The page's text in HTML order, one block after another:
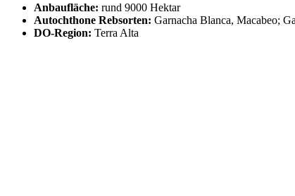
Anbaufläche: rund 9000 Hektar
Autochthone Rebsorten: Garnacha Blanca, Macabeo;
DO-Region: Terra Alta